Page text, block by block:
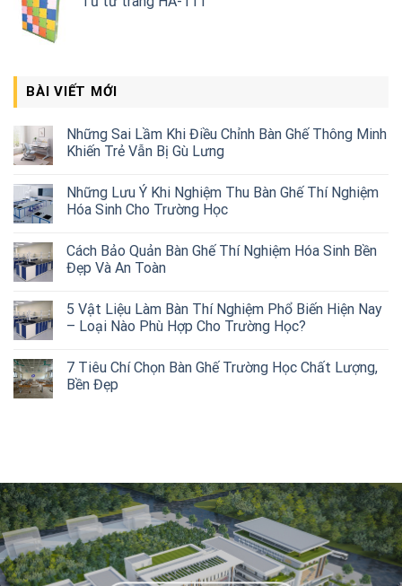
BÀI VIẾT MỚI
Những Sai Lầm Khi Điều Chỉnh Bàn Ghế Thông Minh
Khiến Trẻ Vẫn Bị Gù Lưng
Những Lưu Ý Khi Nghiệm Thu Bàn Ghế Thí Nghiệm
Hóa Sinh Cho Trường Học
Cách Bảo Quản Bàn Ghế Thí Nghiệm Hóa Sinh Bền
Đẹp Và An Toàn
5 Vật Liệu Làm Bàn Thí Nghiệm Phổ Biến Hiện Nay
– Loại Nào Phù Hợp Cho Trường Học?
7 Tiêu Chí Chọn Bàn Ghế Trường Học Chất Lượng,
Bền Đẹp